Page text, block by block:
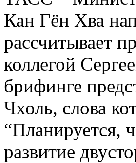
Кан Гён Хва
рассчитывает
коллегой
брифинге
Чхоль, слова
“Планируется,
развитие